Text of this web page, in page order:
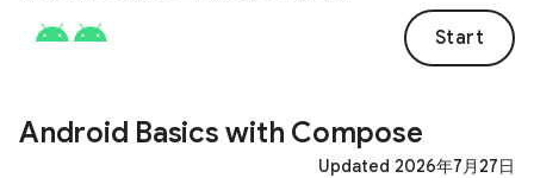
Start
Android Basics with Compose
Updated 2026年7月27日